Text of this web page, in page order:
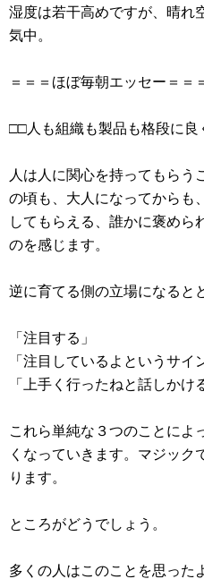
湿度は若干高めですが、晴れ
気中。
＝＝＝ほぼ毎朝エッセー＝＝
□□人も組織も製品も格段に良
人は人に関心を持ってもらう
の頃も、大人になってからも
してもらえる、誰かに褒めら
のを感じます。
逆に育てる側の立場になると
「注目する」
「注目しているよというサイ
「上手く行ったねと話しかけ
これら単純な３つのことによ
くなっていきます。マジック
ります。
ところがどうでしょう。
多くの人はこのことを思った